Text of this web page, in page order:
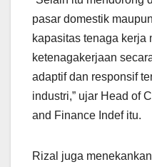
pasar domestik
kapasitas tenaga kerja
ketenagakerjaan
adaptif dan responsif
industri,” ujar Head of
and Finance Indef itu.
Rizal juga